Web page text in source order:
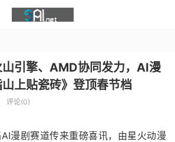
引擎、AMD协同发力，AI漫
上贴瓷砖》登顶春节档
评论(0)
漫剧赛道传来重磅喜讯，由星火动漫